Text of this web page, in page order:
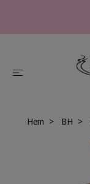
Hem BH